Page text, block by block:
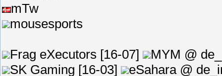
mTw
mousesports
Frag eXecutors [16-07] MYM @
SK Gaming [16-03]
eSahara @